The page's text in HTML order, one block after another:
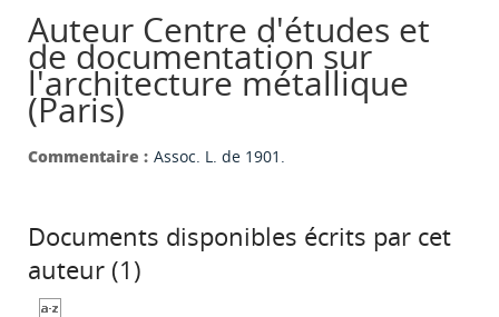
Auteur Centre d'études et
de documentation sur
l'architecture métallique
(Paris)
Commentaire : Assoc. L. de 1901.
Documents disponibles écrits par cet
auteur (1 )